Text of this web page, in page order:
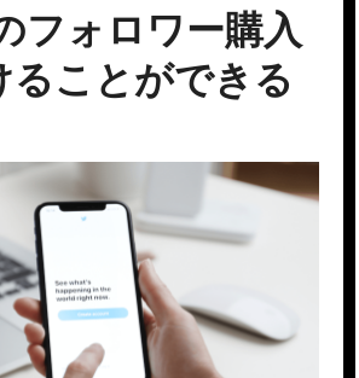
フォロワー購入
ることができる